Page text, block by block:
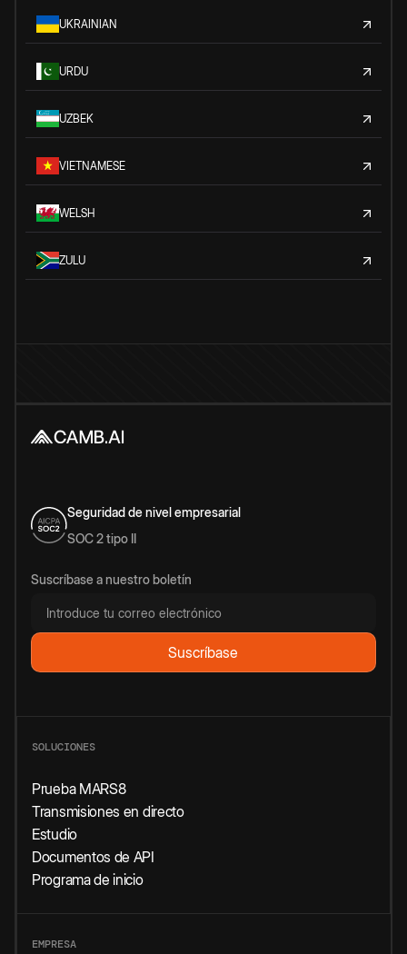
UKRAINIAN
URDU
UZBEK
VIETNAMESE
WELSH
ZULU
Seguridad de nivel empresarial
SOC 2 tipo II
Suscríbase a nuestro boletín
SOLUCIONES
Prueba MARS8
Transmisiones en directo
Estudio
Documentos de API
Programa de inicio
EMPRESA